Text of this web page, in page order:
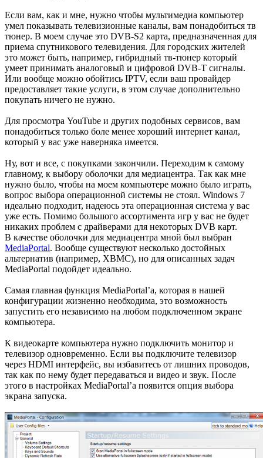
Если вам, как и мне, нужно чтобы мультимедиа компьютер
умел показывать телевизионные каналы, вам понадобиться тв
тюнер. В моем случае это DVB-S2 карта, предназначенная для
приема спутникового телевидения. Для городских жителей
это может быть, например, гибридный тв-тюнер который
умеет принимать аналоговый и цифровой DVB-T сигналы.
Или вообще можно обойтись IPTV, если ваш провайдер
предоставляет такие услуги, в этом случае дополнительно
покупать ничего не нужно.
Для просмотра YouTube и других подобных сервисов, вам
понадобиться только боле менее хороший интернет канал,
который у вас уже наверняка имеется.
Ну, вот и все, с покупками закончили. Переходим к самому
главному, к выбору оболочки для медиацентра. Так как мне
нужно было, чтобы на моем компьютере можно было играть,
вопрос выбора операционной системы не стоял. Windows 7
идеально подходит, надеюсь эта операционная система у вас
уже есть. Помимо большого ассортимента игр у вас не будет
никаких проблем с драйверами для некоторых DVB карт.
В качестве оболочки для медиацентра мной был выбран
MediaPortal. Вообще существуют несколько достойных
альтернатив (например, XBMC), но для описанных задач
MediaPortal подойдет идеально.
Самая главная функция MediaPortal’а, которая в нашей
конфигурации жизненно необходима, это возможность
запустить его независимо на любом подключенном экране
компьютера.
К видеокарте компьютера нужно подключить монитор и
телевизор одновременно. Если вы подключите телевизор
через HDMI интерфейс, вы избавитесь от лишних проводов,
так как по нему будет передаваться и видео и звук. После
этого в настройках MediaPortal’а появится опция выбора
экрана запуска.